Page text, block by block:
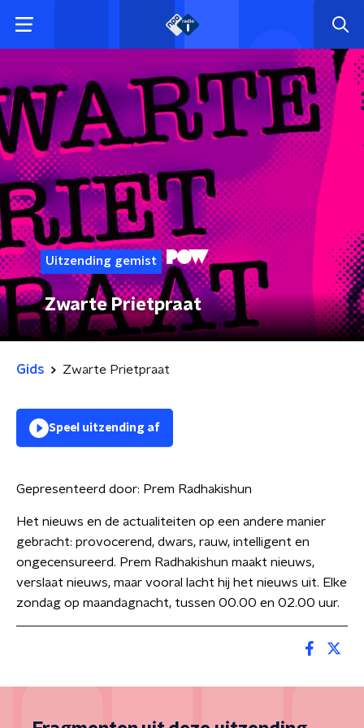
Uitzending gemist
Zwarte Prietpraat
Gids Zwarte Prietpraat
Speel uitzending af
Gepresenteerd door: Prem Radhakishun
Het nieuws en de actualiteiten op een andere manier
gebracht: provocerend, dwars, rauw, intelligent en
ongecensureerd. Prem Radhakishun maakt nieuws,
verslaat nieuws, maar vooral lacht hij het nieuws uit. Elke
zondag op maandagnacht, tussen 00.00 en 02.00 uur.